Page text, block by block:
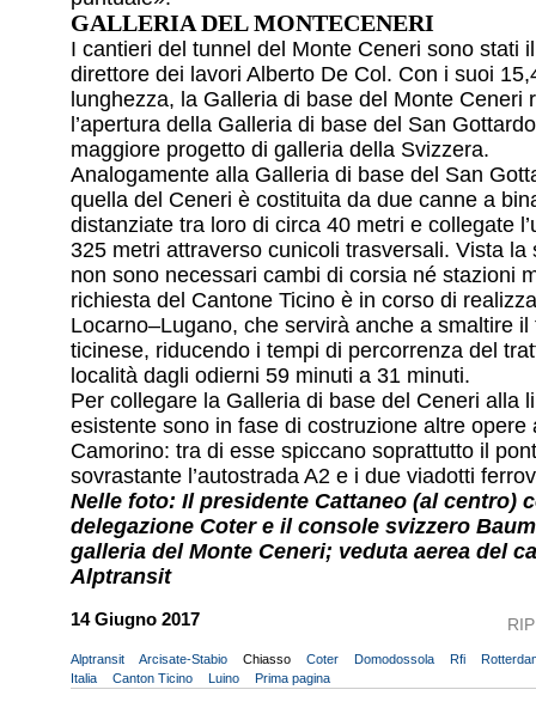
GALLERIA DEL MONTECENERI
I cantieri del tunnel del Monte Ceneri sono stati
direttore dei lavori Alberto De Col. Con i suoi
lunghezza, la Galleria di base del Monte Ceneri
l’apertura della Galleria di base del San
maggiore progetto di galleria della Svizzera.
Analogamente alla Galleria di base del San
quella del Ceneri è costituita da due canne a
distanziate tra loro di circa 40 metri e collegate
325 metri attraverso cunicoli trasversali. Vista la
non sono necessari cambi di corsia né stazioni
richiesta del Cantone Ticino è in corso di
Locarno–Lugano, che servirà anche a smaltire
ticinese, riducendo i tempi di percorrenza del
località dagli odierni 59 minuti a 31 minuti.
Per collegare la Galleria di base del Ceneri alla
esistente sono in fase di costruzione altre opere
Camorino: tra di esse spiccano soprattutto il
sovrastante l’autostrada A2 e i due viadotti
Nelle foto: Il presidente Cattaneo (al centro)
delegazione Coter e il console svizzero
galleria del Monte Ceneri; veduta aerea del
Alptransit
14 Giugno 2017
Alptransit Arcisate-Stabio Chiasso Coter Domodossola Rfi
Italia
Canton Ticino Luino Prima pagina